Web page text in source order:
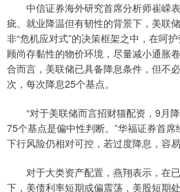
中信证券海外研究首席分析师崔嵘
疵、就业降温但有韧性的背景下，美联
非“危机应对式”的决策框架之中，在呵
顾尚存黏性的物价环境，尽量减小通胀
合而言，美联储已具备降息条件，但不
次，每次降息25个基点。
“对于美联储而言招财猫配资，9月
75个基点是偏中性判断。”华福证券首
下行风险仍相对可控，若过度降息，容
对于大类资产配置，燕翔表示，在
下，美债利率短期或偏震荡，美股短期